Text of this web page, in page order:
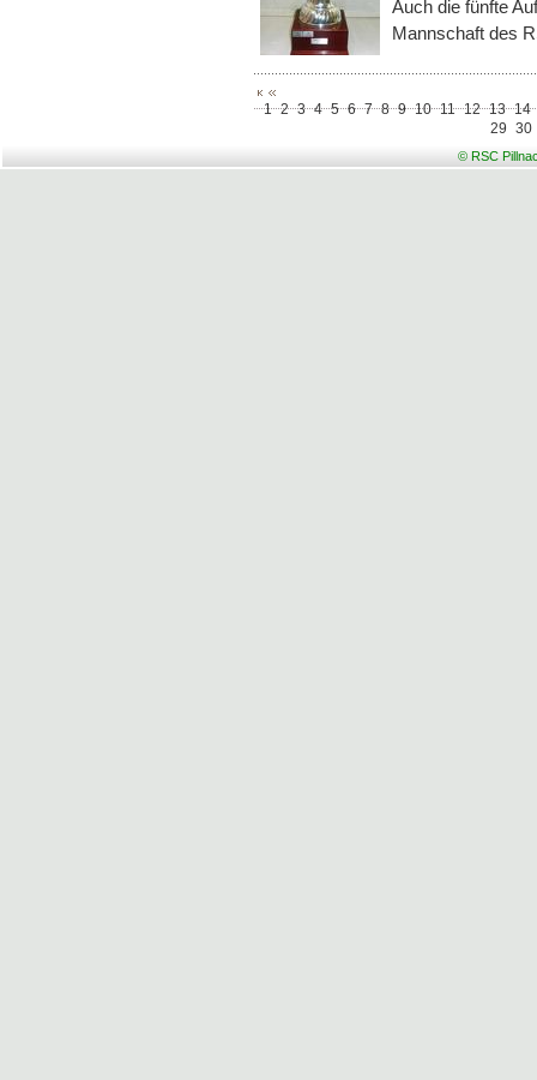
Auch die fünfte
Mannschaft des
1 2 3 4 5 6 7 8 9 10 11 12 13
14
29 30
© RSC